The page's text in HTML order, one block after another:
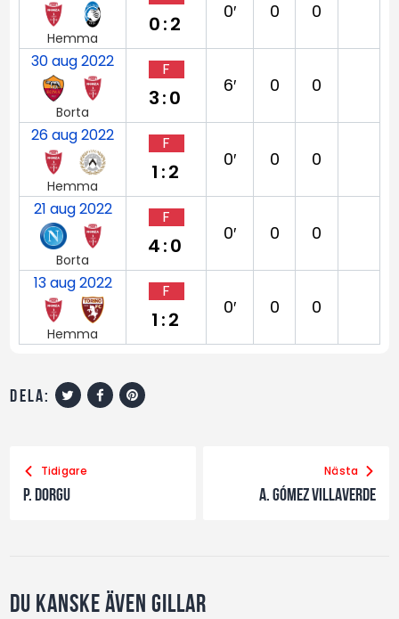
Hemma
0:2
0′ 0 0
30 aug 2022
Borta
F
3:0
6′ 0 0
26 aug 2022
Hemma
F
1:2
0′ 0 0
21 aug 2022
Borta
F
4:0
0′ 0 0
13 aug 2022
Hemma
F
1:2
0′ 0 0
dela:
Tidigare
P. Dorgu
Nästa
A. Gómez Villaverde
Du kanske även gillar